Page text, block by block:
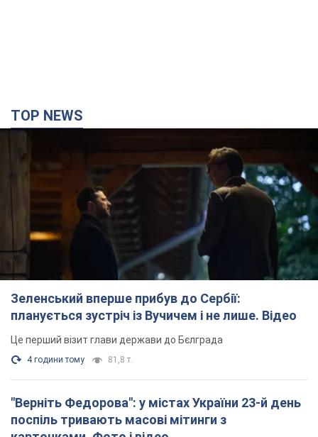
планується зустріч із Вучичем і не лише. Відео
"Верніть Федорова": у містах України 23-й день
поспіль тривають масові мітинги з
картонками. Фото і відео
Учасники акцій продовжують серію щоденних протестів
4 години тому 2,3 т.
Сенат США схвалив законопроєкт Грема про
санкції проти Росії: що далі
Документ передбачає нові економічні обмеження
4 години тому 4,8 т.